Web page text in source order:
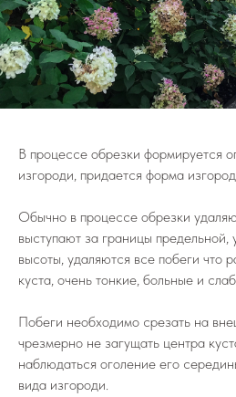
В процессе обрезки формируется
изгороди, придается форма
Обычно в процессе обрезки
выступают за границы предельной,
высоты, удаляются все побеги что
куста, очень тонкие, больные и
Побеги необходимо срезать на
чрезмерно не загущать центра
наблюдаться оголение его
вида изгороди.